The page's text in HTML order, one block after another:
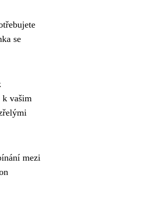
se
k vašim
mezi